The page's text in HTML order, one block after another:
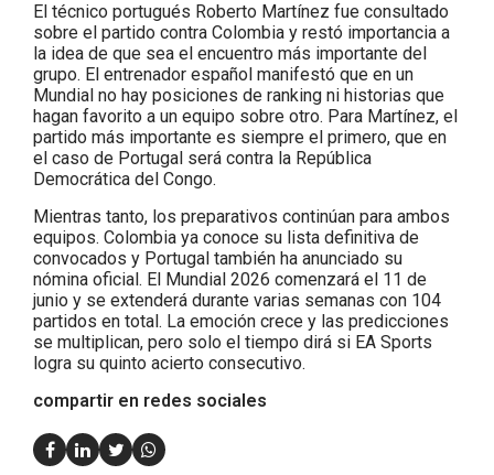
El técnico portugués Roberto Martínez fue consultado
sobre el partido contra Colombia y restó importancia a
la idea de que sea el encuentro más importante del
grupo. El entrenador español manifestó que en un
Mundial no hay posiciones de ranking ni historias que
hagan favorito a un equipo sobre otro. Para Martínez, el
partido más importante es siempre el primero, que en
el caso de Portugal será contra la República
Democrática del Congo.
Mientras tanto, los preparativos continúan para ambos
equipos. Colombia ya conoce su lista definitiva de
convocados y Portugal también ha anunciado su
nómina oficial. El Mundial 2026 comenzará el 11 de
junio y se extenderá durante varias semanas con 104
partidos en total. La emoción crece y las predicciones
se multiplican, pero solo el tiempo dirá si EA Sports
logra su quinto acierto consecutivo.
compartir en redes sociales